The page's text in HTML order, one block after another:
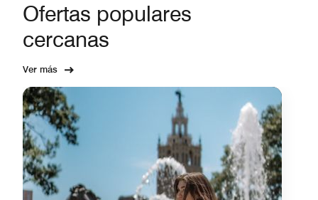
Ofertas populares
cercanas
Ver más